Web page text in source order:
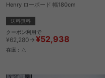
Henry ローボード 幅180cm
送料無料
クーポン利用で
¥62,280→ ¥52,938
在庫：△